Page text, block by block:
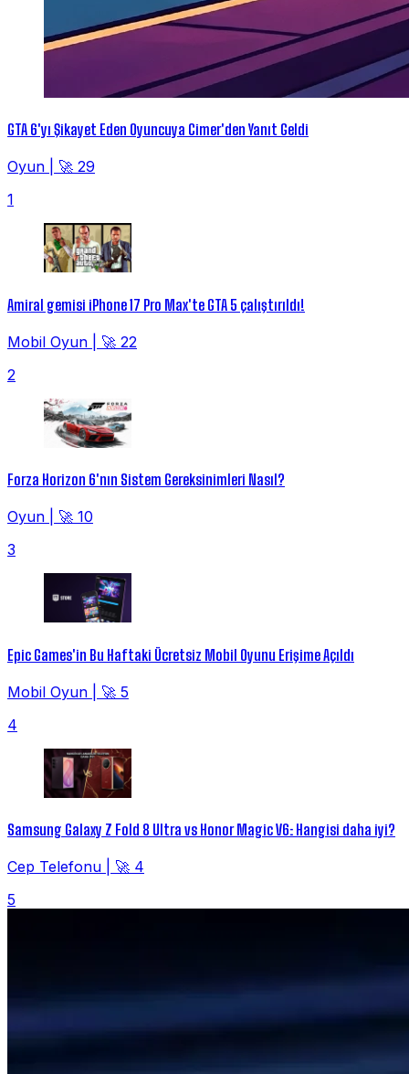
GTA 6'yı Şikayet Eden Oyuncuya Cimer'den Yanıt Geldi
Oyun
🚀 29
1
Amiral gemisi iPhone 17 Pro Max'te GTA 5 çalıştırıldı!
Mobil Oyun
🚀 22
2
Forza Horizon 6'nın Sistem Gereksinimleri Nasıl?
Oyun
🚀 10
3
Epic Games'in Bu Haftaki Ücretsiz Mobil Oyunu Erişime Açıldı
Mobil Oyun
🚀 5
4
Samsung Galaxy Z Fold 8 Ultra vs Honor Magic V6: Hangisi daha iyi?
Cep Telefonu
🚀 4
5